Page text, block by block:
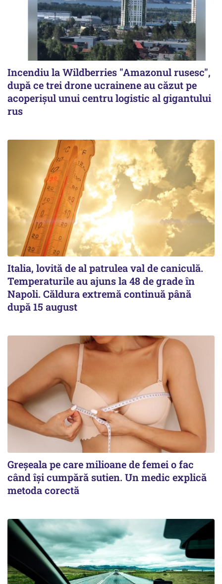
Incendiu la Wildberries "Amazonul rusesc",
după ce trei drone ucrainene au căzut pe
acoperişul unui centru logistic al gigantului
rus
Italia, lovită de al patrulea val de caniculă.
Temperaturile au ajuns la 48 de grade în
Napoli. Căldura extremă continuă până
după 15 august
Greșeala pe care milioane de femei o fac
când își cumpără sutien. Un medic explică
metoda corectă